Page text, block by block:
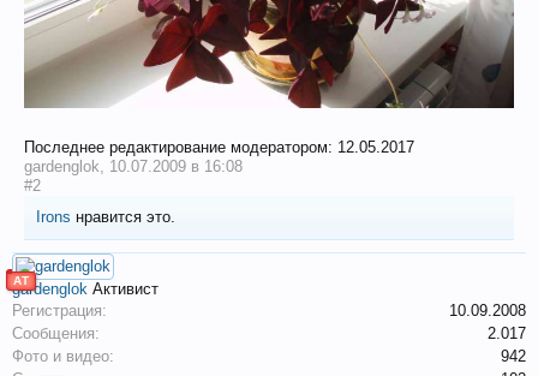
Последнее редактирование модератором: 12.05.2017
gardenglok, 10.07.2009 в 16:08
#2
Irons нравится это.
АТ
gardenglok Активист
Регистрация:
10.09.2008
Сообщения:
2.017
Фото и видео:
942